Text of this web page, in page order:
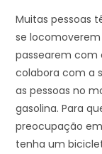
Muitas pessoas
se
passearem com
colabora com a
as pessoas no
gasolina. Para
preocupação
tenha um